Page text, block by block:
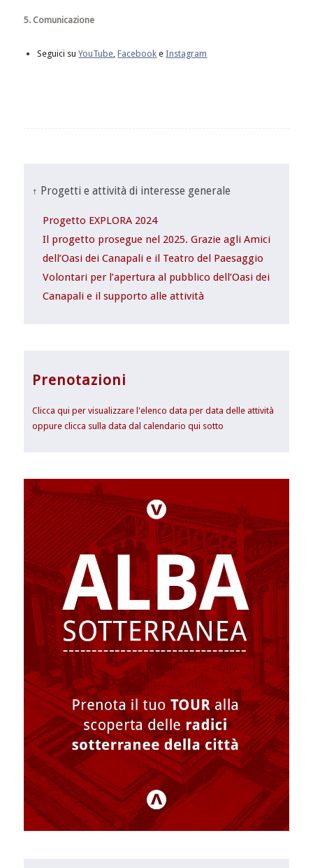
5. Comunicazione
Seguici suYouTube ,Facebook eInstagram
↑ Progetti e attività di interesse generale
Progetto EXPLORA 2024
Il progetto prosegue nel 2025. Grazie agli Amici
dell’Oasi dei Canapali e il Teatro del Paesaggio
Volontari per l’apertura al pubblico dell’Oasi dei
Canapali e il supporto alle attività
Prenotazioni
Clicca qui per visualizzare l'elenco data per data delle attività
oppure clicca sulla data dal calendario qui sotto